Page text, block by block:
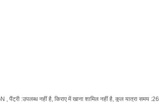
:उपलब्ध नहीं है, किराए में खाना शामिल नहीं है, कुल यात्रा समय :26